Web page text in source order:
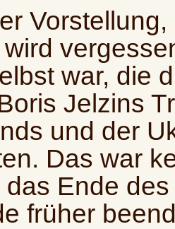
war, die
Jelzins
und der
Das war
Ende
früher